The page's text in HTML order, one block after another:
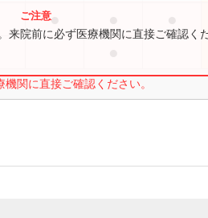
●
関に直接ご確認ください。
院前に必ず医療機関に直接ご確認くだ